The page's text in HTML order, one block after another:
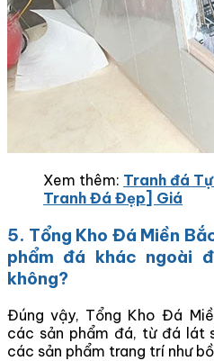
Xem thêm: Tranh đá
Tranh Đá Đẹp] Giá
5. Tổng Kho Đá Miền
phẩm đá khác ngoài
không?
Đúng vậy, Tổng Kho Đá
các sản phẩm đá, từ đá lát
các sản phẩm trang trí như